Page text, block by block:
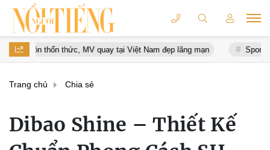
quay tại Việt Nam đẹp lãng mạn Sports Festival 2026 xác lập
Trang chủ Chia sẻ
Dibao Shine – Thiết Kế